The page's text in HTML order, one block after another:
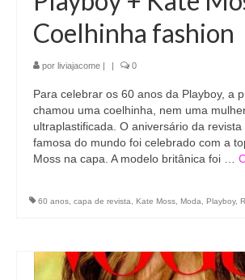
Coelhinha fashion
por liviajacome | | 0
Para celebrar os 60 anos da Playboy, a
chamou uma coelhinha, nem uma
ultraplastificada. O aniversário da
famosa do mundo foi celebrado com a
Moss na capa. A modelo britânica foi …
60 anos capa de revista Kate Moss Moda Playboy,